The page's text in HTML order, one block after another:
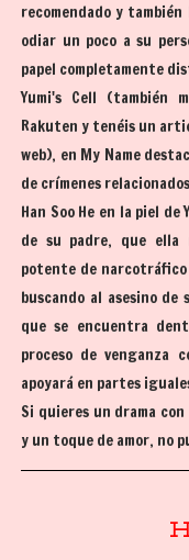
recomendado y
odiar un poco a su
papel completamente
Yumi's Cell (también
Rakuten y tenéis un
web), en My Name
de crímenes
Han Soo He en la piel
de su padre, que ella
potente de
buscando al asesino
que se encuentra
proceso de venganza
apoyará en partes
Si quieres un drama
y un toque de amor, no